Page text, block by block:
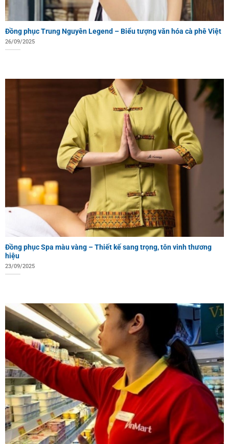
Đồng phục Trung Nguyên Legend – Biểu tượng văn hóa cà phê Việt
26/09/2025
Đồng phục Spa màu vàng – Thiết kế sang trọng, tôn vinh thương
hiệu
23/09/2025